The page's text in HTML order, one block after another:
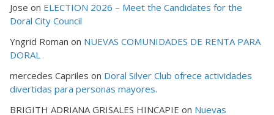
Jose on ELECTION 2026 – Meet the Candidates for the
Doral City Council
Yngrid Roman on NUEVAS COMUNIDADES DE RENTA PARA
DORAL
mercedes Capriles on Doral Silver Club ofrece actividades
divertidas para personas mayores.
BRIGITH ADRIANA GRISALES HINCAPIE on Nuevas